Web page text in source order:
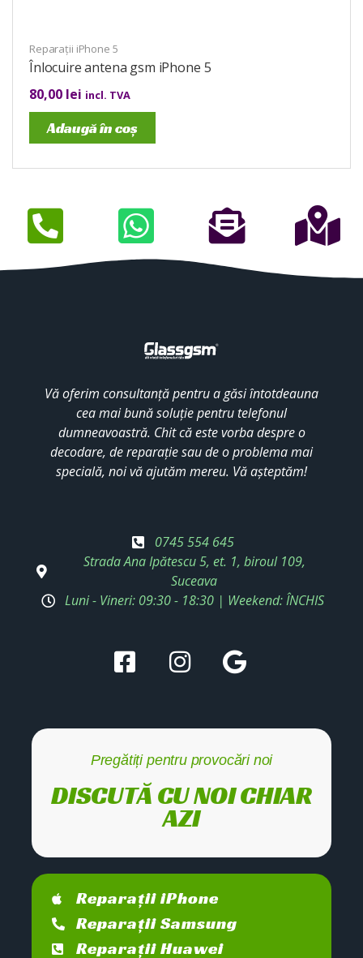
Reparații iPhone 5
Înlocuire antena gsm iPhone 5
80,00 lei incl. TVA
Adaugă în coș
Vă oferim consultanță pentru a găsi întotdeauna
cea mai bună soluție pentru telefonul
dumneavoastră. Chit că este vorba despre o
decodare, de reparație sau de o problema mai
specială, noi vă ajutăm mereu. Vă așteptăm!
0745 554 645
Strada Ana Ipătescu 5, et. 1, biroul 109,
Suceava
Luni - Vineri: 09:30 - 18:30 | Weekend: ÎNCHIS
Pregătiți pentru provocări noi
DISCUTĂ CU NOI CHIAR
AZI
Reparații iPhone
Reparații Samsung
Reparații Huawei